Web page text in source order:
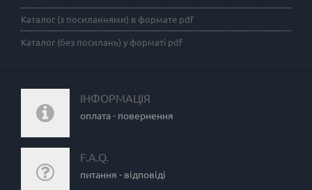
Каталог (з посиланнями) в формате pdf
Каталог (без посилань) у форматі pdf
ІНФОРМАЦІЯ
оплата - повернення
F.A.Q.
питання - відповіді